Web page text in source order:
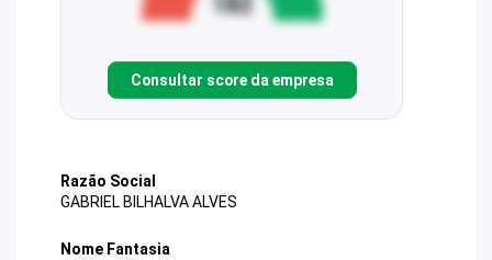
Consultar score da empresa
Razão Social
GABRIEL BILHALVA ALVES
Nome Fantasia